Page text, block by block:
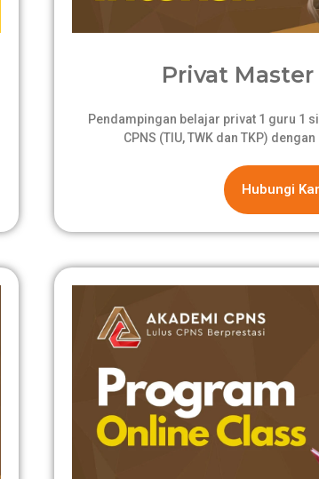
Privat
Pendampingan belajar privat 1 guru 1
CPNS (TIU, TWK dan TKP)
Hubungi